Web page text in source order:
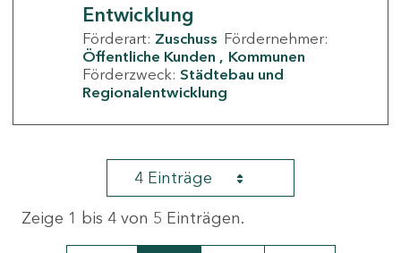
Entwicklung
Förderart: Zuschuss Fördernehmer:
Öffentliche Kunden
Kommunen
Förderzweck: Städtebau und
Regionalentwicklung
4 Einträge
Zeige 1 bis 4 von 5 Einträgen.